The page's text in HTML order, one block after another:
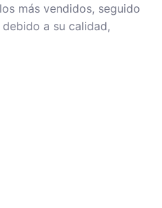
más vendidos, seguido
a su calidad,